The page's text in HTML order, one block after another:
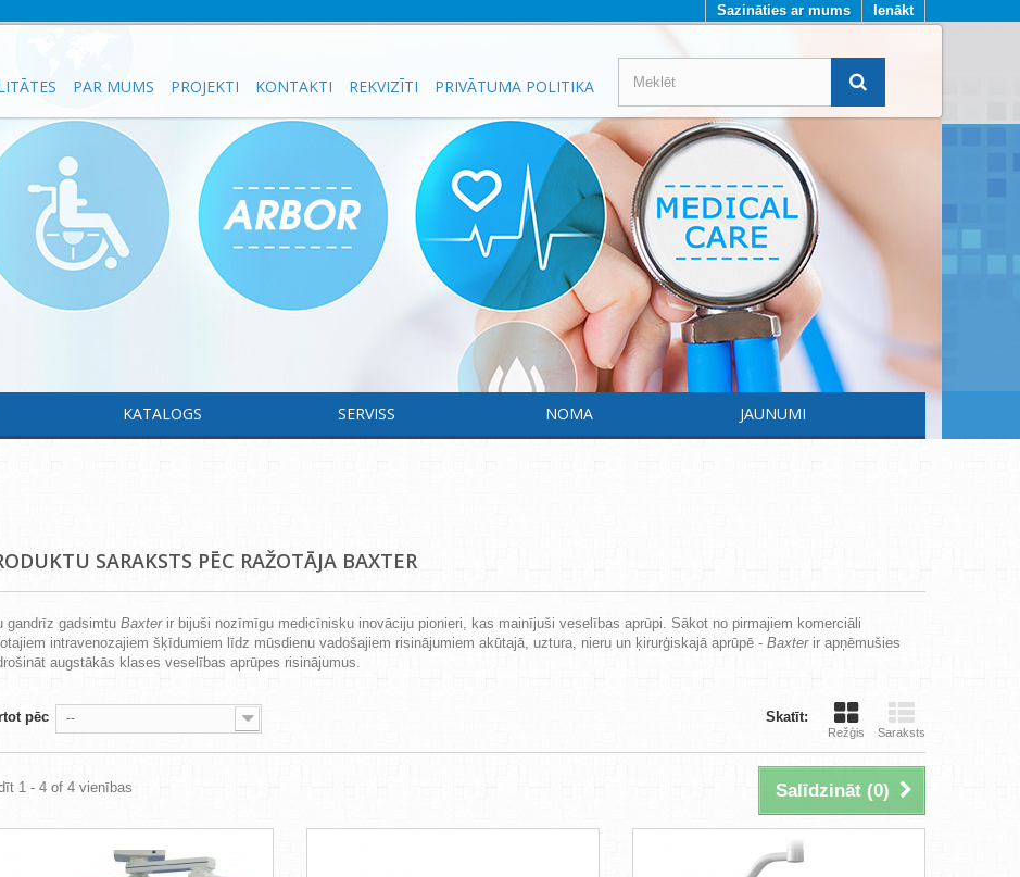
Ienākt
Sazināties ar mums
PAR MUMS PROJEKTI KONTAKTI REKVIZĪTI PRIVĀTUMA POLITIKA
KATALOGS SERVISS NOMA JAUNUMI
SARAKSTS PĒC RAŽOTĀJA BAXTER
gandrīz gadsimtu Baxter ir bijuši nozīmīgu medicīnisku inovāciju pionieri, kas mainījuši veselības aprūpi. Sākot no pirmajiem komerciāli
intravenozajiem šķīdumiem līdz mūsdienu vadošajiem risinājumiem akūtajā, uztura, nieru un ķirurģiskajā aprūpē - Baxterir apņēmušies
augstākās klases veselības aprūpes risinājumus.
Skatīt:
Režģis Saraksts
pēc --
Salīdzināt (0)
1 - 4 of 4 vienības